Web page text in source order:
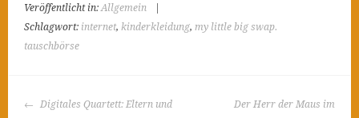
Veröffentlicht in:Allgemein
Schlagwort: internet,kinderkleidung,my little big swap.
tauschbörse
BEITRAGS-
Digitales Quartett: Eltern und
Der Herr der Maus im